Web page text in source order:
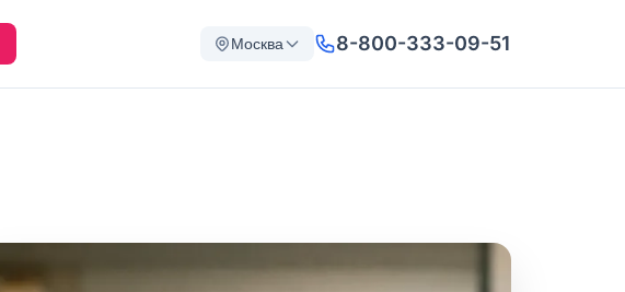
Москва 8-800-333-09-51